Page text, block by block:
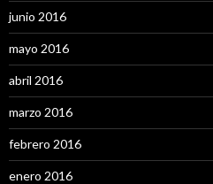
junio 2016
mayo 2016
abril 2016
marzo 2016
febrero 2016
enero 2016